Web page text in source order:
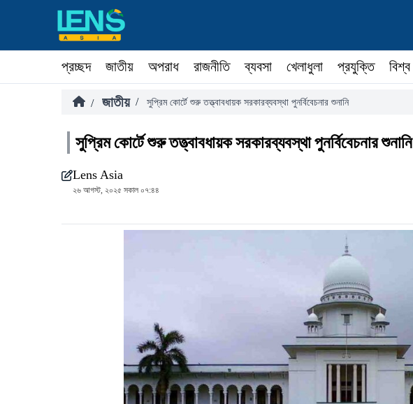
প্রচ্ছদ জাতীয় অপরাধ রাজনীতি ব্যবসা খেলাধুলা প্রযুক্তি বিশ্ব
/ জাতীয় / সুপ্রিম কোর্টে শুরু তত্ত্বাবধায়ক সরকারব্যবস্থা পুনর্বিবেচনার শুনানি
সুপ্রিম কোর্টে শুরু তত্ত্বাবধায়ক সরকারব্যবস্থা পুনর্বিবেচনার শুনানি
Lens Asia
২৬ আগস্ট, ২০২৫ সকাল ০৭:৪৪